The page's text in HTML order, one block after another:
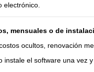
electrónico.
mensuales o de
ocultos, renovación
instale el software una vez